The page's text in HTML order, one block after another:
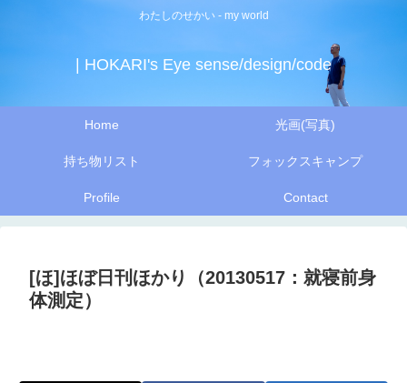
わたしのせかい - my world
| HOKARI's Eye sense/design/code
Home 光画(写真)
持ち物リスト フォックスキャンプ
Profile Contact
[ほ]ほぼ日刊ほかり（20130517：就寝前身
体測定）